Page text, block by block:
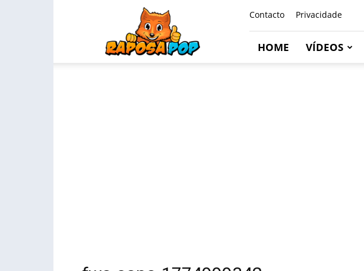
Contacto Privacidade
HOME VÍDEOS